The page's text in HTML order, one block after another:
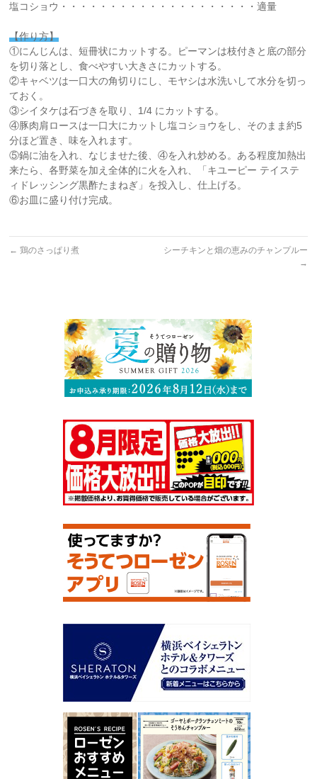
塩コショウ・・・・・・・・・・・・・・・・・・・・適量
【作り方】
①にんじんは、短冊状にカットする。ピーマンは枝付きと底の部分
を切り落とし、食べやすい大きさにカットする。
②キャベツは一口大の角切りにし、モヤシは水洗いして水分を切っ
ておく。
③シイタケは石づきを取り、1/4 にカットする。
④豚肉肩ロースは一口大にカットし塩コショウをし、そのまま約5
分ほど置き、味を入れます。
⑤鍋に油を入れ、なじませた後、④を入れ炒める。ある程度加熱出
来たら、各野菜を加え全体的に火を入れ、「キユーピー テイステ
ィドレッシング黒酢たまねぎ」を投入し、仕上げる。
⑥お皿に盛り付け完成。
← 鶏のさっぱり煮
シーチキンと畑の恵みのチャンプルー
→